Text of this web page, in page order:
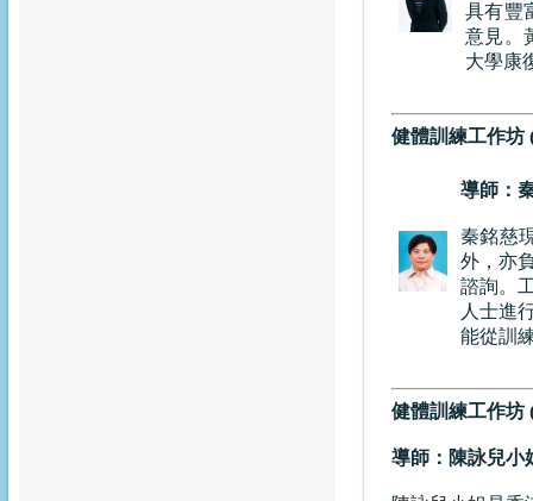
具有豐
意見。
大學康
健體訓練工作坊
導師：
秦銘慈
外，亦
諮詢。
人士進
能從訓
健體訓練工作坊
導師：陳詠兒小